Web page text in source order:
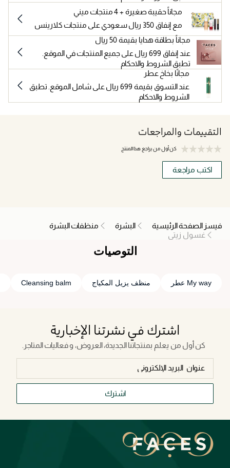
مجاناً حقيبة صغيرة + 4 منتجات ميني
مع إنفاق 350 ريال سعودي على منتجات كلارينس
مجاناً بطاقة هدايا بقيمة 50 ريال
عند إنفاق 699 ريال على جميع المنتجات في الموقع.
تطبق الشروط والاحكام
مجانًا بخاخ عطر
عند التسوق بقيمة 699 ريال على شامل الموقع. تطبق
الشروط والاحكام
التقييمات والمراجعات
كن أول من يراجع هذا المنتج
اكتب مراجعة
فيسز الصفحة الرئيسية البشرة
منظفات البشرة
غسول زيتي
التوصيات
My way عطر منظف يزيل المكياج Cleansing balm
اشترك في نشرتنا الإخبارية
كن أول من يعلم بمنتجاتنا الجديدة، العروض، و فعاليات المتاجر.
اشترك